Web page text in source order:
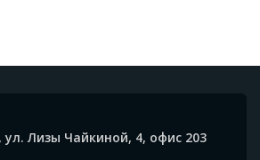
ул. Лизы Чайкиной, 4, офис 203